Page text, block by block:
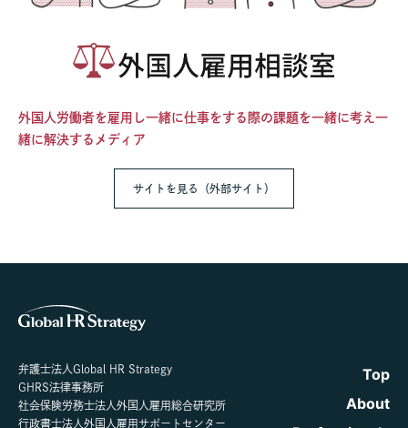
外国人労働者を雇用し一緒に仕事をする際の課題を一緒に考え一
緒に解決するメディア
サイトを見る（外部サイト）
弁護士法人Global HR Strategy
GHRS法律事務所
社会保険労務士法人外国人雇用総合研究所
行政書士法人外国人雇用サポートセンター
Top
About